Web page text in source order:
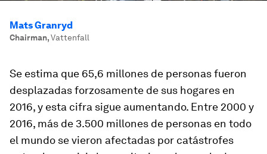
Mats Granryd
Chairman,Vattenfall
Se estima que 65,6 millones de personas fueron
desplazadas forzosamente de sus hogares en
2016, y esta cifra sigue aumentando. Entre 2000 y
2016, más de 3.500 millones de personas en todo
el mundo se vieron afectadas por catástrofes